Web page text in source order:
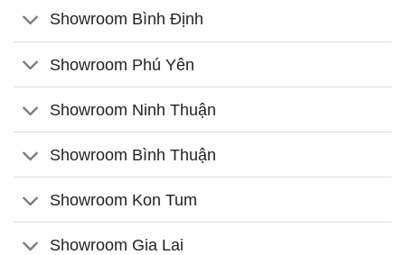
Showroom Bình Định
Showroom Phú Yên
Showroom Ninh Thuận
Showroom Bình Thuận
Showroom Kon Tum
Showroom Gia Lai